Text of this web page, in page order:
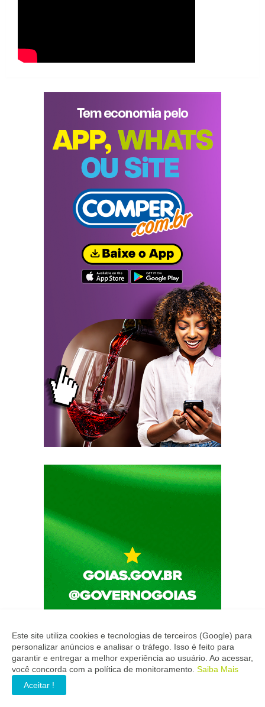
Este site utiliza cookies e tecnologias de terceiros (Google) para
personalizar anúncios e analisar o tráfego. Isso é feito para
garantir e entregar a melhor experiência ao usuário. Ao acessar,
você concorda com a política de monitoramento. Saiba Mais
Aceitar !